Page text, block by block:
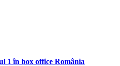
1 în box office România